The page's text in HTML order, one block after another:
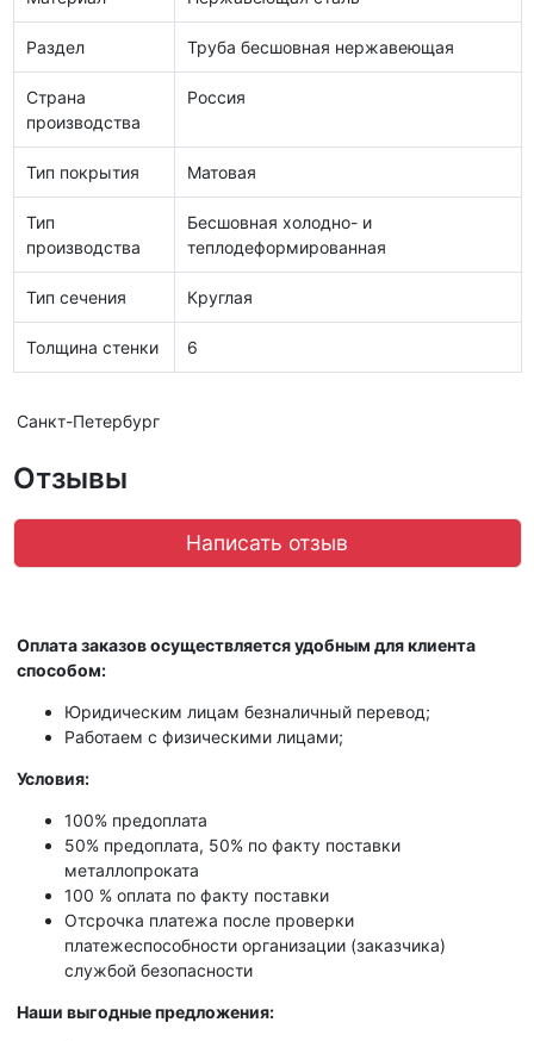
Раздел Труба бесшовная нержавеющая
Страна
производства
Россия
Тип покрытия Матовая
Тип
производства
Бесшовная холодно- и
теплодеформированная
Тип сечения Круглая
Толщина стенки 6
Санкт-Петербург
Отзывы
Написать отзыв
Оплата заказов осуществляется удобным для клиента
способом:
Юридическим лицам безналичный перевод;
Работаем с физическими лицами;
Условия:
100% предоплата
50% предоплата, 50% по факту поставки
металлопроката
100 % оплата по факту поставки
Отсрочка платежа после проверки
платежеспособности организации (заказчика)
службой безопасности
Наши выгодные предложения: